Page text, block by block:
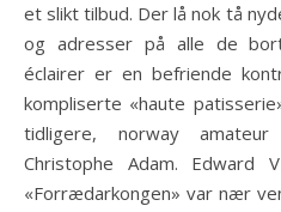
et slikt tilbud. Der lå nok tå
og adresser på alle de
éclairer er en befriende
kompliserte «haute
tidligere, norway
Christophe Adam. Edward
«Forrædarkongen» var nær